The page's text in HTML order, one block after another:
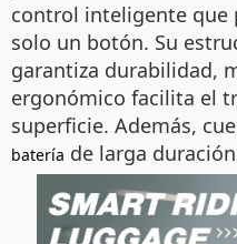
control inteligente que
solo un botón. Su
garantiza durabilidad,
ergonómico facilita el
superficie. Además,
batería de larga